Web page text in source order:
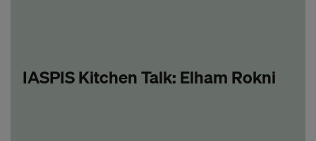
IASPIS Kitchen Talk: Elham Rokni